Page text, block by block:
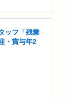
ッフ「残業
・賞与年2